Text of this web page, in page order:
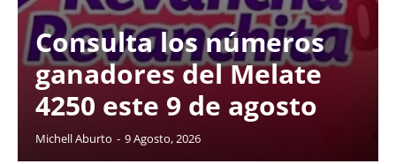
Consulta los números
ganadores del Melate
4250 este 9 de agosto
Michell Aburto - 9 Agosto, 2026